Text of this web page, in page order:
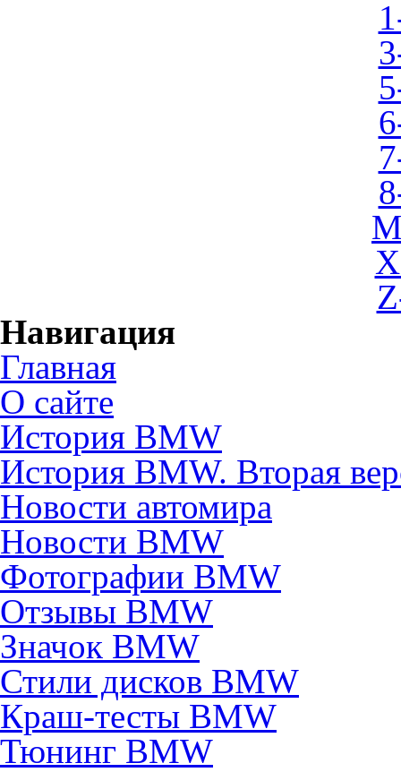
Навигация
Главная
О сайте
История BMW
История BMW. Вторая
Новости автомира
Новости BMW
Фотографии BMW
Отзывы BMW
Значок BMW
Стили дисков BMW
Краш-тесты BMW
Тюнинг BMW